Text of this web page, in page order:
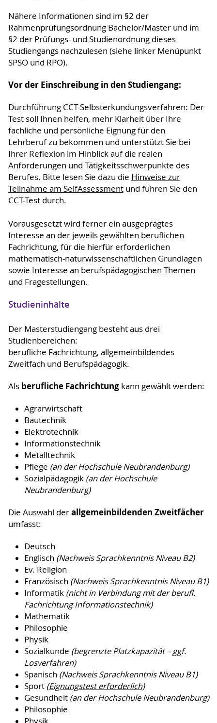
Nähere Informationen sind im §2 der
Rahmenprüfungsordnung Bachelor/Master und im
§2 der Prüfungs- und Studienordnung dieses
Studiengangs nachzulesen (siehe linker Menüpunkt
SPSO und RPO).
Vor der Einschreibung in den Studiengang:
Durchführung CCT-Selbsterkundungsverfahren: Der
Test soll Ihnen helfen, mehr Klarheit über Ihre
fachliche und persönliche Eignung für den
Lehrberuf zu bekommen und unterstützt Sie bei
Ihrer Reflexion im Hinblick auf die realen
Anforderungen und Tätigkeitsschwerpunkte des
Berufes. Bitte lesen Sie dazu die Hinweise zur
Teilnahme am SelfAssessmentund führen Sie den
CCT-Test durch.
Vorausgesetzt wird ferner ein ausgeprägtes
Interesse an der jeweils gewählten beruflichen
Fachrichtung, für die hierfür erforderlichen
mathematisch-naturwissenschaftlichen Grundlagen
sowie Interesse an berufspädagogischen Themen
und Fragestellungen.
Studieninhalte
Der Masterstudiengang besteht aus drei
Studienbereichen:
berufliche Fachrichtung, allgemeinbildendes
Zweitfach und Berufspädagogik.
Als berufliche Fachrichtungkann gewählt werden:
Agrarwirtschaft
Bautechnik
Elektrotechnik
Informationstechnik
Metalltechnik
Pflege (an der Hochschule Neubrandenburg)
Sozialpädagogik (an der Hochschule
Neubrandenburg)
Die Auswahl derallgemeinbildenden Zweitfächer
umfasst:
Deutsch
Englisch (Nachweis Sprachkenntnis Niveau B2)
Ev. Religion
Französisch (Nachweis Sprachkenntnis Niveau B1)
Informatik (nicht in Verbindung mit der berufl.
Fachrichtung Informationstechnik)
Mathematik
Philosophie
Physik
Sozialkunde (begrenzte Platzkapazität – ggf.
Losverfahren)
Spanisch (Nachweis Sprachkenntnis Niveau B1)
Sport (Eignungstest erforderlich)
Gesundheit (an der Hochschule Neubrandenburg)
Philosophie